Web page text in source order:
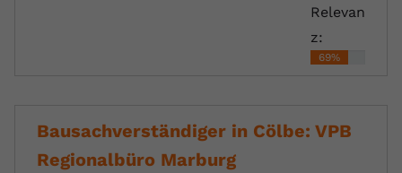
Relevan
z:
69%
Bausachverständiger in Cölbe: VPB
Regionalbüro Marburg